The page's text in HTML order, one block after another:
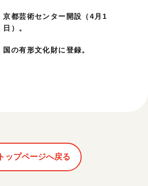
京都芸術センター開設（4月1
日）。
国の有形文化財に登録。
トップページへ戻る